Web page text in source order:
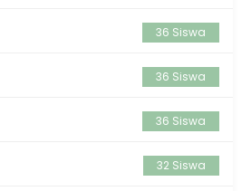
36 Siswa
36 Siswa
36 Siswa
32 Siswa